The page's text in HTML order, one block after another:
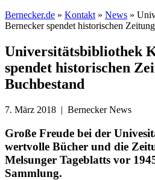
Bernecker.de » Kontakt » News »
Bernecker spendet historischen
Universitätsbibliothek
spendet historischen
Buchbestand
7. März 2018 | Bernecker News
Große Freude bei der
wertvolle Bücher und die
Melsunger Tageblatts vor
Sammlung.